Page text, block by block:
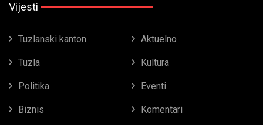
Vijesti
Tuzlanski kanton Aktuelno
Tuzla Kultura
Politika Eventi
Biznis Komentari